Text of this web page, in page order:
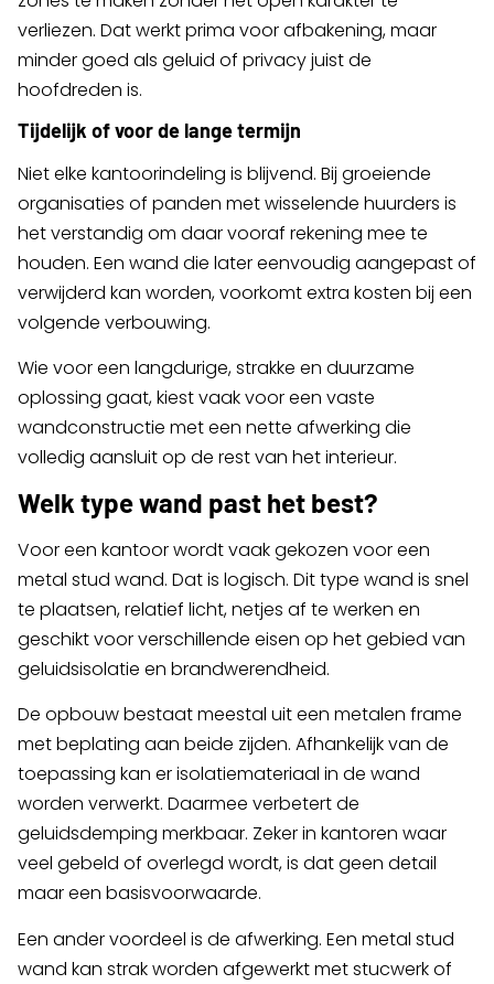
verliezen. Dat werkt prima voor afbakening, maar
minder goed als geluid of privacy juist de
hoofdreden is.
Tijdelijk of voor de lange termijn
Niet elke kantoorindeling is blijvend. Bij groeiende
organisaties of panden met wisselende huurders is
het verstandig om daar vooraf rekening mee te
houden. Een wand die later eenvoudig aangepast of
verwijderd kan worden, voorkomt extra kosten bij een
volgende verbouwing.
Wie voor een langdurige, strakke en duurzame
oplossing gaat, kiest vaak voor een vaste
wandconstructie met een nette afwerking die
volledig aansluit op de rest van het interieur.
Welk type wand past het best?
Voor een kantoor wordt vaak gekozen voor een
metal stud wand. Dat is logisch. Dit type wand is snel
te plaatsen, relatief licht, netjes af te werken en
geschikt voor verschillende eisen op het gebied van
geluidsisolatie en brandwerendheid.
De opbouw bestaat meestal uit een metalen frame
met beplating aan beide zijden. Afhankelijk van de
toepassing kan er isolatiemateriaal in de wand
worden verwerkt. Daarmee verbetert de
geluidsdemping merkbaar. Zeker in kantoren waar
veel gebeld of overlegd wordt, is dat geen detail
maar een basisvoorwaarde.
Een ander voordeel is de afwerking. Een metal stud
wand kan strak worden afgewerkt met stucwerk of